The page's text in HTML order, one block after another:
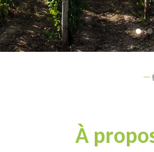
À